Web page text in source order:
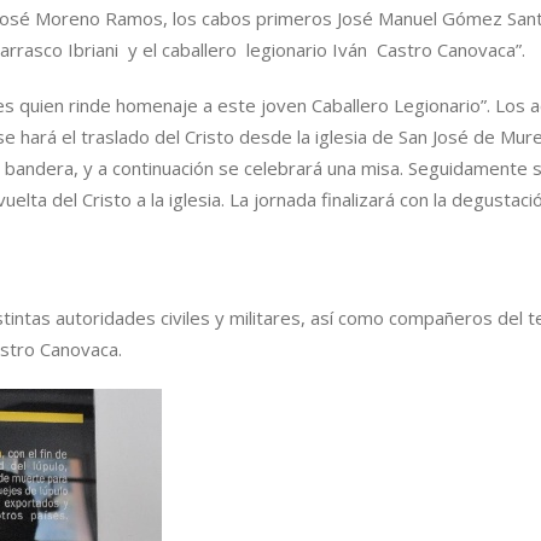
Moreno Ramos, los cabos primeros José Manuel Gómez
Ibriani y el caballero legionario Iván Castro Canovaca”.
quien rinde homenaje a este joven Caballero Legionario”. Los
hará el traslado del Cristo desde la iglesia de San José de
y a continuación se celebrará una misa. Seguidamente
del Cristo a la iglesia. La jornada finalizará con la
autoridades civiles y militares, así como compañeros del
Canovaca.